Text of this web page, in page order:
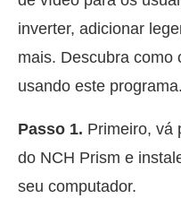
inverter, adicionar
mais. Descubra como
usando este programa.
Passo 1. Primeiro, vá
do NCH Prism e
seu computador.